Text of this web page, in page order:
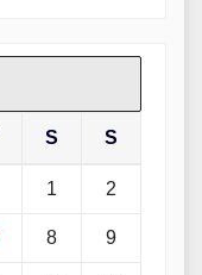
S S
1 2
8 9